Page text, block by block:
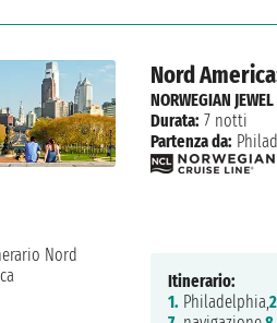
Nord
NORWEGIAN JEWEL
Durata: 7 notti
Partenza da:
Itinerario:
1. Philadelphia,